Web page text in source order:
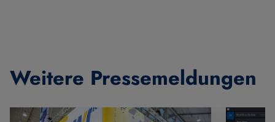
Weitere Pressemeldungen